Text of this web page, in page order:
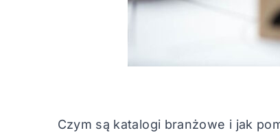
Czym są katalogi branżowe i jak